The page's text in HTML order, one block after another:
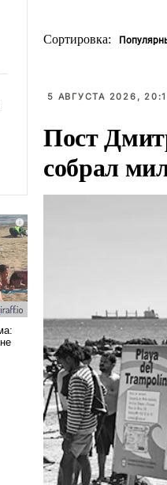
Сортировка:
5 АВГУСТА 2026,
Пост
собрал